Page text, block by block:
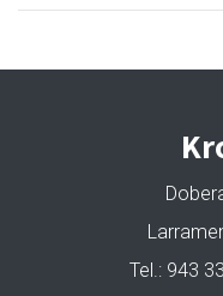
Tel.: 943